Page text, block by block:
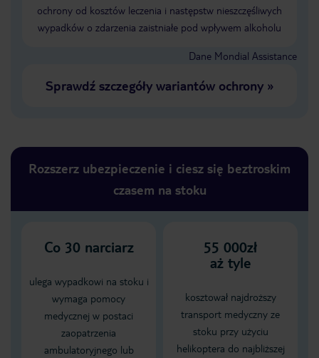
ochrony od kosztów leczenia i następstw nieszczęśliwych
wypadków o zdarzenia zaistniałe pod wpływem alkoholu
Dane Mondial Assistance
Sprawdź szczegóły wariantów ochrony»
Rozszerz ubezpieczenie i ciesz się beztroskim
czasem na stoku
Co 30 narciarz
ulega wypadkowi na stoku i
wymaga pomocy
medycznej w postaci
zaopatrzenia
ambulatoryjnego lub
55 000zł
aż tyle
kosztował najdroższy
transport medyczny ze
stoku przy użyciu
helikoptera do najbliższej